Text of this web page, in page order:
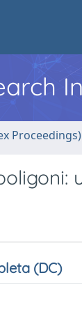
Proceedings)
(DC)